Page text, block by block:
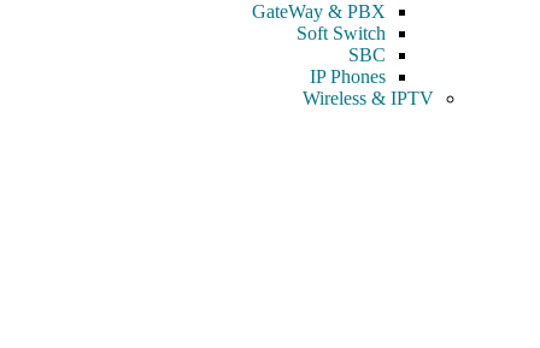
GateWay & PBX
Soft Switch
SBC
IP Phones
Wireless & IPTV